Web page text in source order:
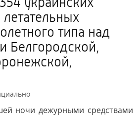
типа над
Белгородской,
ночи дежурными средствами